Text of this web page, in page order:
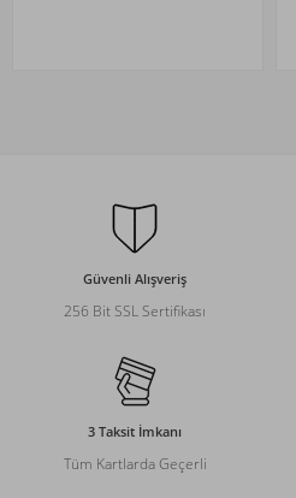
Güvenli Alışveriş
256 Bit SSL Sertifikası
3 Taksit İmkanı
Tüm Kartlarda Geçerli